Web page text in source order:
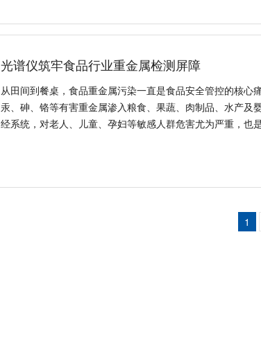
从田间到餐桌，食品重金属污染一直是食品安全管控的核
汞、砷、铬等有害重金属渗入粮食、果蔬、肉制品、水产及